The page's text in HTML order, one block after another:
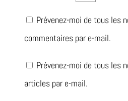
Prévenez-moi de tous les
commentaires par e-mail.
Prévenez-moi de tous les
articles par e-mail.